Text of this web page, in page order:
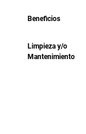
Beneficios
Limpieza y/o
Mantenimiento